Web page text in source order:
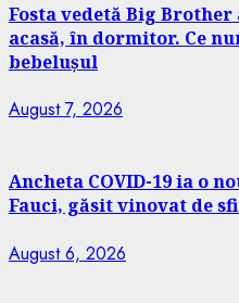
Fosta vedetă Big
acasă, în dormitor. Ce
bebelușul
August 7, 2026
Ancheta COVID-19 ia o
Fauci, găsit vinovat de
August 6, 2026